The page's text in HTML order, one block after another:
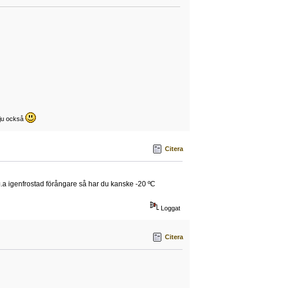
också
Citera
igenfrostad förångare så har du kanske -20 ºC
Loggat
Citera